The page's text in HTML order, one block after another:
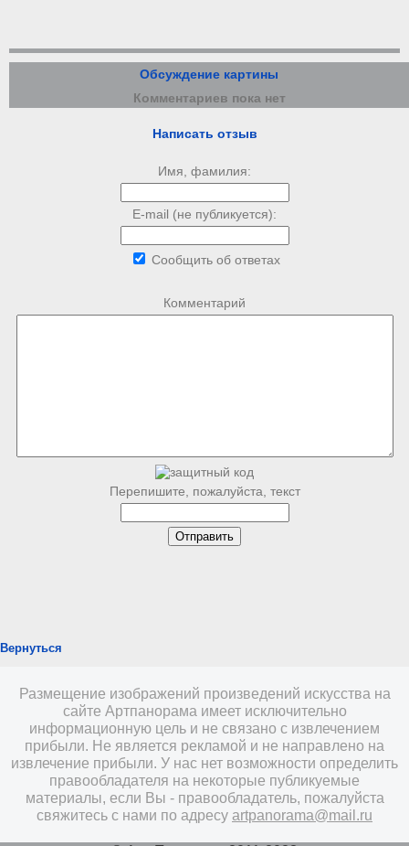
Обсуждение картины
Комментариев пока нет
Написать отзыв
Имя, фамилия:
E-mail (не публикуется):
Сообщить об ответах
Комментарий
Перепишите, пожалуйста, текст
Вернуться
Размещение изображений произведений искусства на
сайте Артпанорама имеет исключительно
информационную цель и не связано с извлечением
прибыли. Не является рекламой и не направлено на
извлечение прибыли. У нас нет возможности определить
правообладателя на некоторые публикуемые
материалы, если Вы - правообладатель, пожалуйста
свяжитесь с нами по адресу artpanorama@mail.ru